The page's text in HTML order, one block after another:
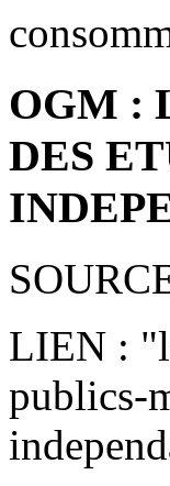
OGM :
DES
LIEN :
publics-